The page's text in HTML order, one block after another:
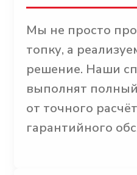
Мы не просто
топку, а
решение. Наши
выполнят
от точного
гарантийного